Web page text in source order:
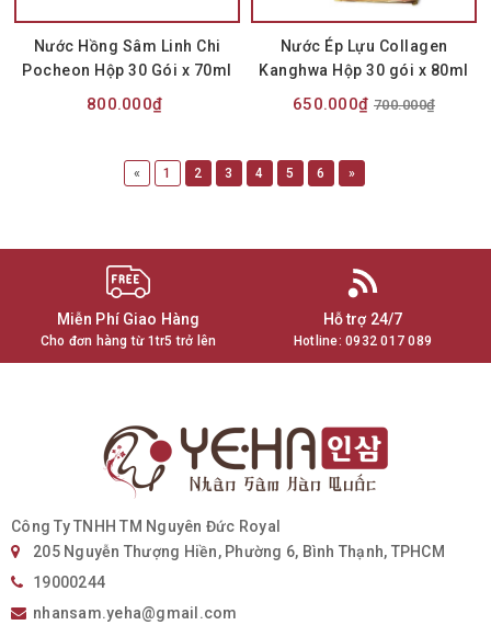
Nước Hồng Sâm Linh Chi
Pocheon Hộp 30 Gói x 70ml
800.000₫
Nước Ép Lựu Collagen
Kanghwa Hộp 30 gói x 80ml
650.000₫ 700.000₫
« 1 2 3 4 5 6 »
Miễn Phí Giao Hàng
Cho đơn hàng từ 1tr5 trở lên
Hỗ trợ 24/7
Hotline:0932 017 089
Công Ty TNHH TM Nguyên Đức Royal
205 Nguyễn Thượng Hiền, Phường 6, Bình Thạnh, TPHCM
19000244
nhansam.yeha@gmail.com